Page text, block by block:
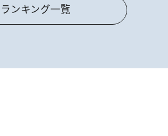
ランキング一覧